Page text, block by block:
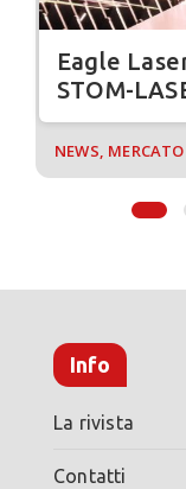
Eagle
STOM-
NEWS,
Info
La rivista
Contatti